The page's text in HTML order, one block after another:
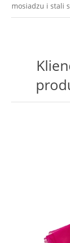
mosiadzu i stali